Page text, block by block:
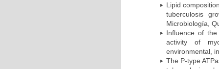
Lipid
tuberculosis
Microbiología,
Influence of the
activity of
environmental,
The P-type